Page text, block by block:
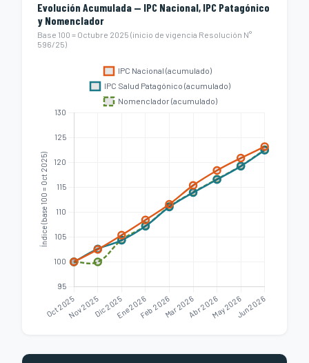
Evolución Acumulada — IPC Nacional, IPC Patagónico
y Nomenclador
Base 100 = Octubre 2025 (inicio de vigencia Resolución N°
596/25)